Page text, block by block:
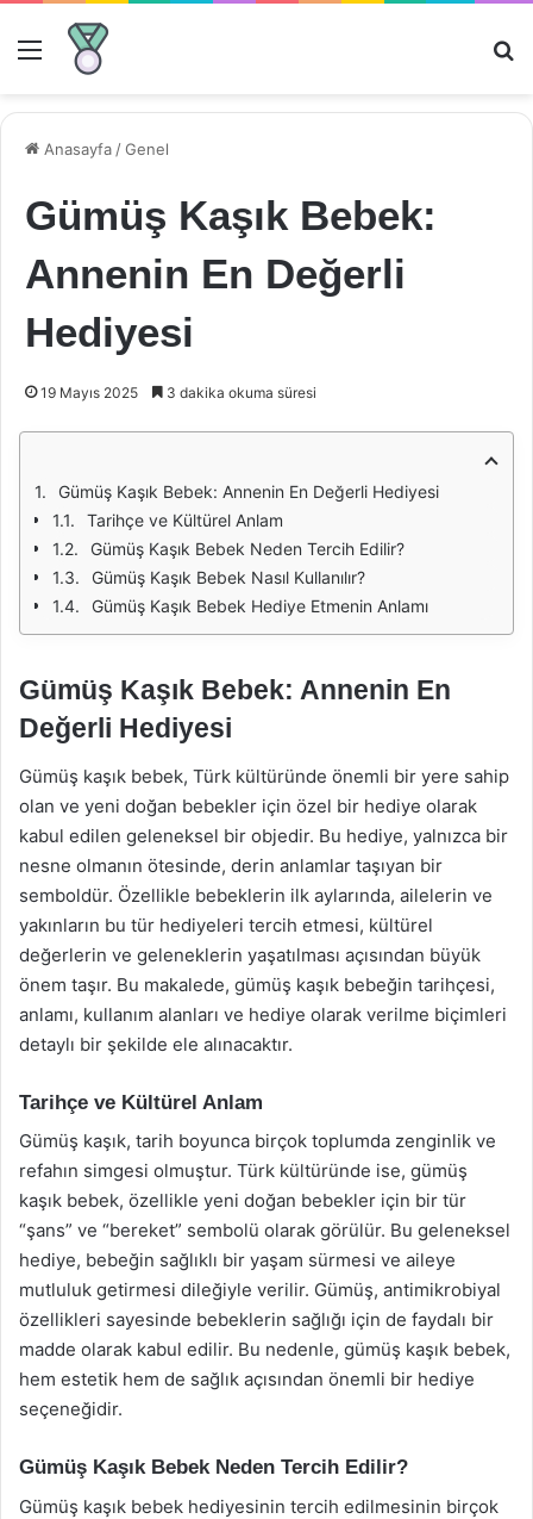
Menü
Anasayfa /Genel
Gümüş Kaşık Bebek:
Annenin En Değerli
Hediyesi
19 Mayıs 2025 3 dakika okuma süresi
Gümüş Kaşık Bebek: Annenin En Değerli Hediyesi
Tarihçe ve Kültürel Anlam
Gümüş Kaşık Bebek Neden Tercih Edilir?
Gümüş Kaşık Bebek Nasıl Kullanılır?
Gümüş Kaşık Bebek Hediye Etmenin Anlamı
Gümüş Kaşık Bebek: Annenin En
Değerli Hediyesi
Gümüş kaşık bebek, Türk kültüründe önemli bir yere sahip
olan ve yeni doğan bebekler için özel bir hediye olarak
kabul edilen geleneksel bir objedir. Bu hediye, yalnızca bir
nesne olmanın ötesinde, derin anlamlar taşıyan bir
semboldür. Özellikle bebeklerin ilk aylarında, ailelerin ve
yakınların bu tür hediyeleri tercih etmesi, kültürel
değerlerin ve geleneklerin yaşatılması açısından büyük
önem taşır. Bu makalede, gümüş kaşık bebeğin tarihçesi,
anlamı, kullanım alanları ve hediye olarak verilme biçimleri
detaylı bir şekilde ele alınacaktır.
Tarihçe ve Kültürel Anlam
Gümüş kaşık, tarih boyunca birçok toplumda zenginlik ve
refahın simgesi olmuştur. Türk kültüründe ise, gümüş
kaşık bebek, özellikle yeni doğan bebekler için bir tür
“şans” ve “bereket” sembolü olarak görülür. Bu geleneksel
hediye, bebeğin sağlıklı bir yaşam sürmesi ve aileye
mutluluk getirmesi dileğiyle verilir. Gümüş, antimikrobiyal
özellikleri sayesinde bebeklerin sağlığı için de faydalı bir
madde olarak kabul edilir. Bu nedenle, gümüş kaşık bebek,
hem estetik hem de sağlık açısından önemli bir hediye
seçeneğidir.
Gümüş Kaşık Bebek Neden Tercih Edilir?
Gümüş kaşık bebek hediyesinin tercih edilmesinin birçok